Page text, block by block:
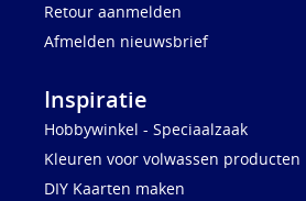
Retour aanmelden
Afmelden nieuwsbrief
Inspiratie
Hobbywinkel - Speciaalzaak
Kleuren voor volwassen producten
DIY Kaarten maken